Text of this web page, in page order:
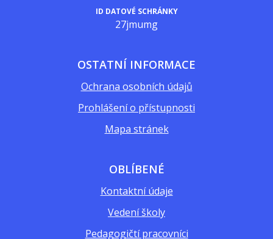
ID DATOVÉ SCHRÁNKY
27jmumg
OSTATNÍ INFORMACE
Ochrana osobních údajů
Prohlášení o přístupnosti
Mapa stránek
OBLÍBENÉ
Kontaktní údaje
Vedení školy
Pedagogičtí pracovníci